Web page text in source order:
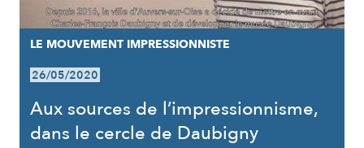
LE MOUVEMENT IMPRESSIONNISTE
26/05/2020
Aux sources de l’impressionnisme,
dans le cercle de Daubigny